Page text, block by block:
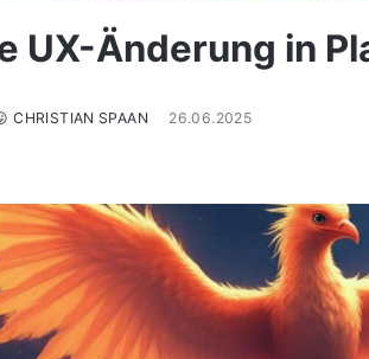
UX-Änderung in
CHRISTIAN SPAAN 26.06.2025